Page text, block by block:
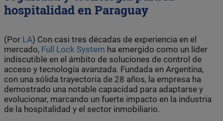
hospitalidad en Paraguay
(Por LA) Con casi tres décadas de experiencia en el
mercado, Full Lock System ha emergido como un líder
indiscutible en el ámbito de soluciones de control de
acceso y tecnología avanzada. Fundada en Argentina,
con una sólida trayectoria de 28 años, la empresa ha
demostrado una notable capacidad para adaptarse y
evolucionar, marcando un fuerte impacto en la industria
de la hospitalidad y el sector inmobiliario.